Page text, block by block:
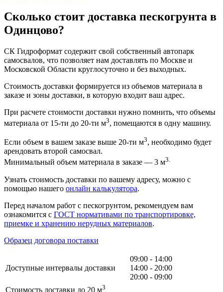
Сколько стоит доставка пескогрунта в
Одинцово?
СК Гидроформат содержит свой собственный автопарк
самосвалов, что позволяет нам доставлять по Москве и
Московской Области круглосуточно и без выходных.
Стоимость доставки формируется из объемов материала в
заказе и зоны доставки, в которую входит ваш адрес.
При расчете стоимости доставки нужно помнить, что объемы
материала от 15-ти до 20-ти м3, помещаются в одну машину.
Если объем в вашем заказе выше 20-ти м3, необходимо будет
арендовать второй самосвал.
Минимальный объем материала в заказе — 3 м3.
Узнать стоимость доставки по вашему адресу, можно с
помощью нашего онлайн калькулятора.
Перед началом работ с пескогрунтом, рекомендуем вам
ознакомится с ГОСТ нормативами по транспортировке,
приемке и хранению нерудных материалов.
Образец договора поставки
Доступные интервалы доставки
09:00 - 14:00
14:00 - 20:00
20:00 - 09:00
Стоимость доставки до 20 м3